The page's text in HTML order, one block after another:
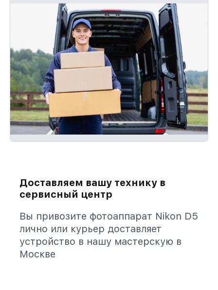
Доставляем вашу технику в
сервисный центр
Вы привозите фотоаппарат Nikon D5
лично или курьер доставляет
устройство в нашу мастерскую в
Москве